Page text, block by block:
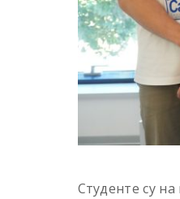
Студенте су